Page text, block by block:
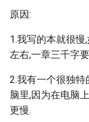
原因:
1.我写的本就很
左右,一章三千字
2.我有一个很独特
脑里,因为在电脑
更慢.